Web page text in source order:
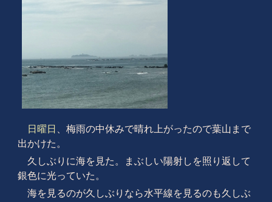
日曜日
、梅雨の中休みで晴れ上がったので葉山まで
出かけた。
久しぶりに海を見た。まぶしい陽射しを照り返して
銀色に光っていた。
海を見るのが久しぶりなら水平線を見るのも久しぶ